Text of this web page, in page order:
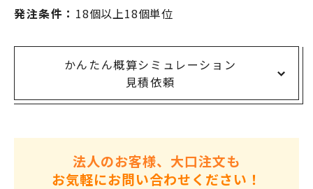
発注条件： 18個以上18個単位
かんたん概算シミュレーション
見積依頼
法人のお客様、大口注文も
お気軽にお問い合わせください！